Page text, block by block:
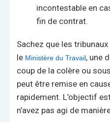
incontestable en
fin de contrat.
Sachez que les
le Ministère du Travail, une
coup de la colère ou
peut être remise en
rapidement. L’objectif
n’avez pas agi de